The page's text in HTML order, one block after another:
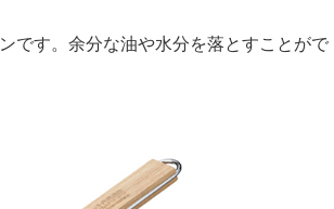
です。余分な油や水分を落とすことがで